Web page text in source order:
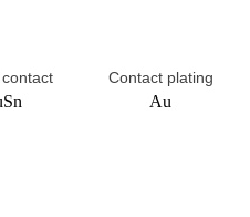
Contact plating
Au